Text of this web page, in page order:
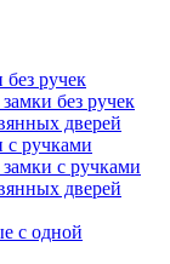
ручек
без ручек
дверей
с ручками
с ручками
дверей
с одной